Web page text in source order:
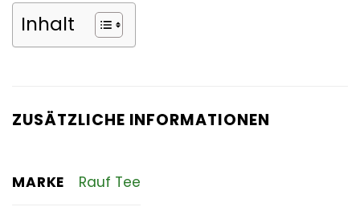
Inhalt
ZUSÄTZLICHE INFORMATIONEN
MARKE Rauf Tee